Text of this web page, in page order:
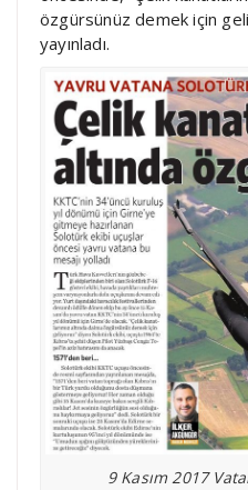
özgürsünüz demek için
yayınladı.
9 Kasım 2017